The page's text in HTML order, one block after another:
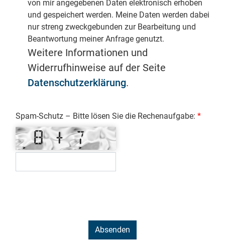
von mir angegebenen Daten elektronisch erhoben
und gespeichert werden. Meine Daten werden dabei
nur streng zweckgebunden zur Bearbeitung und
Beantwortung meiner Anfrage genutzt.
Weitere Informationen und
Widerrufhinweise auf der Seite
Datenschutzerklärung.
Spam-Schutz – Bitte lösen Sie die Rechenaufgabe: